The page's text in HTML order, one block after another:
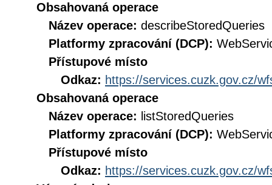
Obsahovaná operace
Název operace: describeStoredQueries
Platformy zpracování (DCP):
Přístupové místo
Odkaz: https://services.cuzk.gov.cz/
Obsahovaná operace
Název operace: listStoredQueries
Platformy zpracování (DCP):
Přístupové místo
Odkaz: https://services.cuzk.gov.cz/